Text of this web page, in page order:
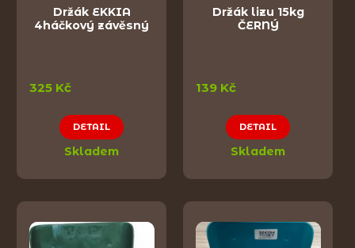
Držák EKKIA
4háčkový závěsný
325 Kč
DETAIL
Skladem
Držák lizu 15kg
ČERNÝ
139 Kč
DETAIL
Skladem